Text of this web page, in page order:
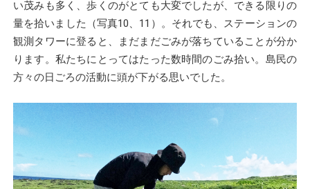
い茂みも多く、歩くのがとても大変でしたが、できる限りの
量を拾いました（写真10、11）。それでも、ステーションの
観測タワーに登ると、まだまだごみが落ちていることが分か
ります。私たちにとってはたった数時間のごみ拾い。島民の
方々の日ごろの活動に頭が下がる思いでした。